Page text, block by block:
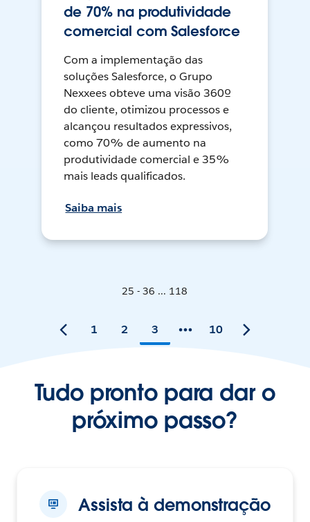
de 70% na produtividade
comercial com Salesforce
Com a implementação das
soluções Salesforce, o Grupo
Nexxees obteve uma visão 360º
do cliente, otimizou processos e
alcançou resultados expressivos,
como 70% de aumento na
produtividade comercial e 35%
mais leads qualificados.
Saiba mais
25 - 36 ... 118
1 2 3 10
Tudo pronto para dar o
próximo passo?
Assista à demonstração